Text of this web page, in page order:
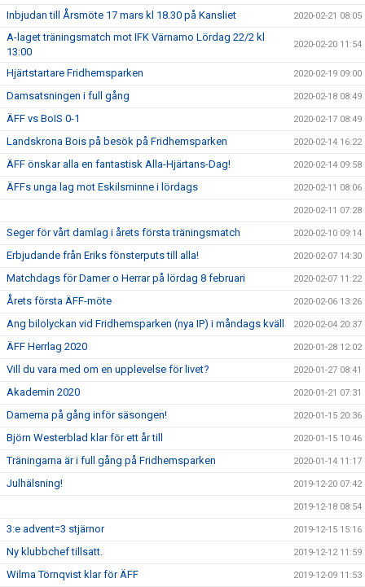
Inbjudan till Årsmöte 17 mars kl 18.30 på Kansliet 2020-02-21 08:05
A-laget träningsmatch mot IFK Värnamo Lördag 22/2 kl
13:00
2020-02-20 11:54
Hjärtstartare Fridhemsparken 2020-02-19 09:00
Damsatsningen i full gång 2020-02-18 08:49
ÄFF vs BoIS 0-1 2020-02-17 08:49
Landskrona Bois på besök på Fridhemsparken 2020-02-14 16:22
ÄFF önskar alla en fantastisk Alla-Hjärtans-Dag! 2020-02-14 09:58
ÄFFs unga lag mot Eskilsminne i lördags 2020-02-11 08:06
2020-02-11 07:28
Seger för vårt damlag i årets första träningsmatch 2020-02-10 09:14
Erbjudande från Eriks fönsterputs till alla! 2020-02-07 14:30
Matchdags för Damer o Herrar på lördag 8 februari 2020-02-07 11:22
Årets första ÄFF-möte 2020-02-06 13:26
Ang bilolyckan vid Fridhemsparken (nya IP) i måndags kväll 2020-02-04 20:37
ÄFF Herrlag 2020 2020-01-28 12:02
Vill du vara med om en upplevelse för livet? 2020-01-27 08:41
Akademin 2020 2020-01-21 07:31
Damerna på gång inför säsongen! 2020-01-15 20:36
Björn Westerblad klar för ett år till 2020-01-15 10:46
Träningarna är i full gång på Fridhemsparken 2020-01-14 11:17
Julhälsning! 2019-12-20 07:42
2019-12-18 08:54
3:e advent=3 stjärnor 2019-12-15 15:16
Ny klubbchef tillsatt. 2019-12-12 11:59
Wilma Törnqvist klar för ÄFF 2019-12-09 11:53